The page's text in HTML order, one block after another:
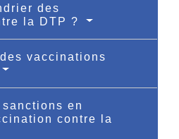
des
la DTP ?
vaccinations
en
contre la